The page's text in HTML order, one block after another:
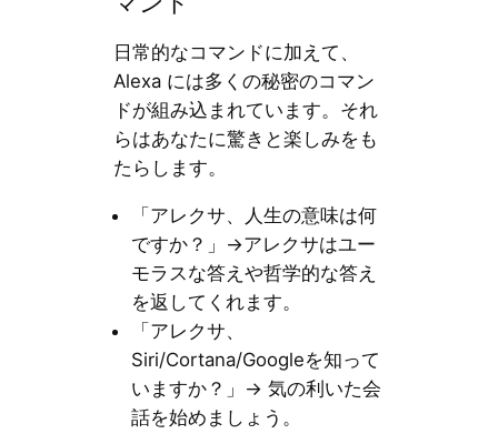
日常的なコマンドに加えて、
Alexa には多くの秘密のコマン
ドが組み込まれています。それ
らはあなたに驚きと楽しみをも
たらします。
「アレクサ、人生の意味は何
ですか？」→アレクサはユー
モラスな答えや哲学的な答え
を返してくれます。
「アレクサ、
Siri/Cortana/Googleを知って
いますか？」→ 気の利いた会
話を始めましょう。